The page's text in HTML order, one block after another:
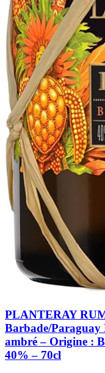
PLANTERAY
Barbade/
ambré – Origine :
40% – 70cl